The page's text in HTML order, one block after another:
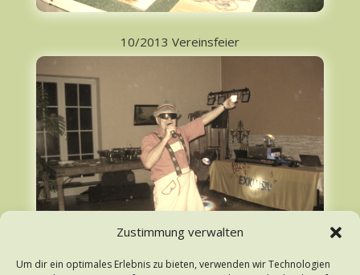
Zustimmung verwalten
Um dir ein optimales Erlebnis zu bieten, verwenden wir Technologien
10/2013 Vereinsfeier